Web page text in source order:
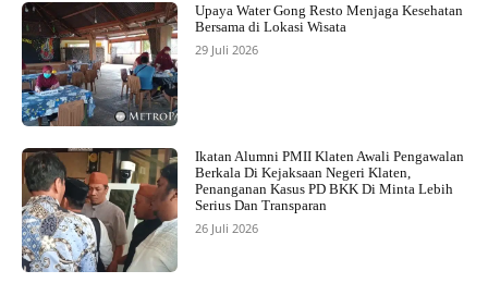
Upaya Water Gong Resto Menjaga Kesehatan
Bersama di Lokasi Wisata
29 Juli 2026
Ikatan Alumni PMII Klaten Awali Pengawalan
Berkala Di Kejaksaan Negeri Klaten,
Penanganan Kasus PD BKK Di Minta Lebih
Serius Dan Transparan
26 Juli 2026